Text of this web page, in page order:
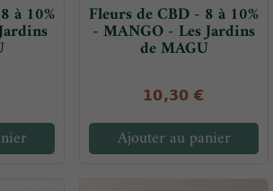
à 10% Fleurs de CBD - 8 à 10%
- MANGO - Les Jardins
de MAGU
10,30 €
Ajouter au panier